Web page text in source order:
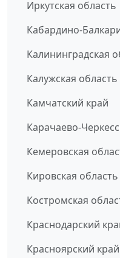
Иркутская область
Кабардино-
Калининградская
Калужская область
Камчатский край
Карачаево-
Кемеровская
Кировская область
Костромская
Краснодарский
Красноярский край